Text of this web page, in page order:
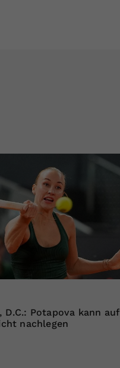
D.C.: Potapova kann auf
nachlegen